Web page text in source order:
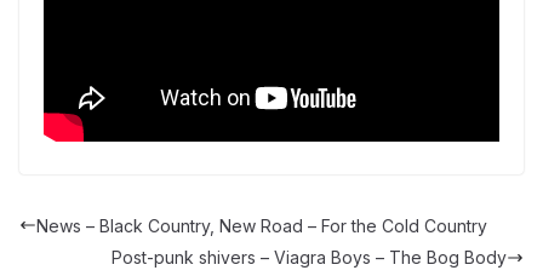
News – Black Country, New Road – For the Cold Country
Post-punk shivers – Viagra Boys – The Bog Body